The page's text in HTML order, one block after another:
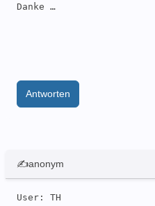
Danke …
Antworten
✍anonym
User: TH